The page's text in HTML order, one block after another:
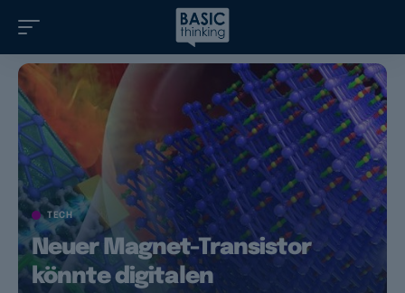
TECH
Neuer Magnet-Transistor
könnte digitalen